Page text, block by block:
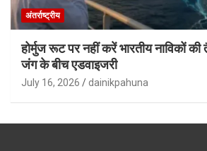
अंतर्राष्ट्रीय
होर्मुज रूट पर नहीं करें भारतीय नाविकों की
जंग के बीच एडवाइजरी
July 16, 2026 dainikpahuna